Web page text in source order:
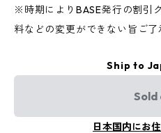
※時期によりBASE発行の割引
料などの変更ができない旨ご了
Ship to
Sold
日本国内にお